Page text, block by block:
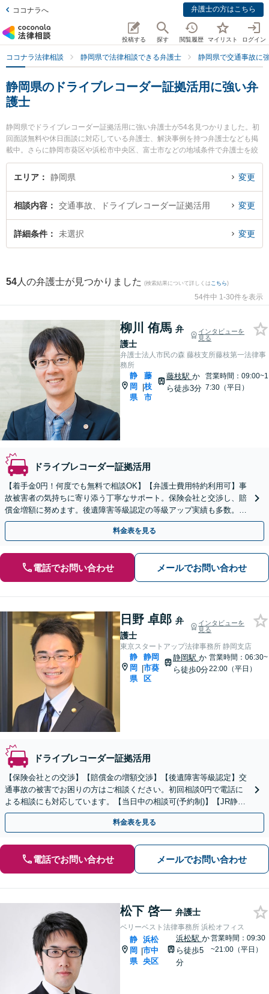
ココナラへ 弁護士の方はこちら
投稿する 探す 閲覧履歴 マイリスト ログイン
ココナラ法律相談 静岡県で法律相談できる弁護士 静岡県で交通事故に
静岡県のドライブレコーダー証拠活用に強い弁
護士
静岡県でドライブレコーダー証拠活用に強い弁護士が54名見つかりました。初
回面談無料や休日面談に対応している弁護士、解決事例を持つ弁護士なども掲
載中。さらに静岡市葵区や浜松市中央区、富士市などの地域条件で弁護士を絞
り込めます。交通事故に関係する自動車事故やバイク事故、自転車事故等の細
かな分野での絞り込み検索もでき便利です。特に弁護士法人市民の森 藤枝支所
士のプロフィール情報や弁護士費用、強みなどが注目されています。『静岡県
で土日や夜間に発生したドライブレコーダー証拠活用のトラブルを今すぐに弁
護士に相談したい』『ドライブレコーダー証拠活用のトラブル解決の実績豊富
エリア 静岡県 変更
相談内容 交通事故、ドライブレコーダー証拠活用 変更
詳細条件 未選択 変更
54 人の弁護士が見つかりました (検索結果について詳しくは こちら)
54件中 1-30件を表示
柳川 侑馬 弁
護士
インタビューを
見る
弁護士法人市民の森 藤枝支所藤枝第一法律事
務所
静
岡
県
|
藤
枝
市
藤枝駅 か
ら徒歩3分
営業時間：09:00~1
7:30（平日）
ドライブレコーダー証拠活用
【着手金0円！何度でも無料で相談OK】【弁護士費用特約利用可】事
故被害者の気持ちに寄り添う丁寧なサポート。保険会社と交渉し、賠
償金増額に努めます。後遺障害等級認定の等級アップ実績も多数。事
故直後の方もまずはご相談ください【藤枝駅１分】
料金表を見る
電話でお問い合わせ メールでお問い合わせ
日野 卓郎 弁
護士
インタビューを
見る
東京スタートアップ法律事務所 静岡支店
静
岡
県
|
静岡
市葵
区
静岡駅 か
ら徒歩0分
営業時間：06:30~
22:00（平日）
ドライブレコーダー証拠活用
【保険会社との交渉】【賠償金の増額交渉】【後遺障害等級認定】交
通事故の被害でお困りの方はご相談ください。初回相談0円で電話に
よる相談にも対応しています。【当日中の相談可(予約制)】【JR静岡
駅北口より直結】
料金表を見る
電話でお問い合わせ メールでお問い合わせ
松下 啓一 弁護士
ベリーベスト法律事務所 浜松オフィス
静
岡
県
|
浜松
市中
央区
浜松駅 か
ら徒歩5
分
営業時間：09:30
~21:00（平日）